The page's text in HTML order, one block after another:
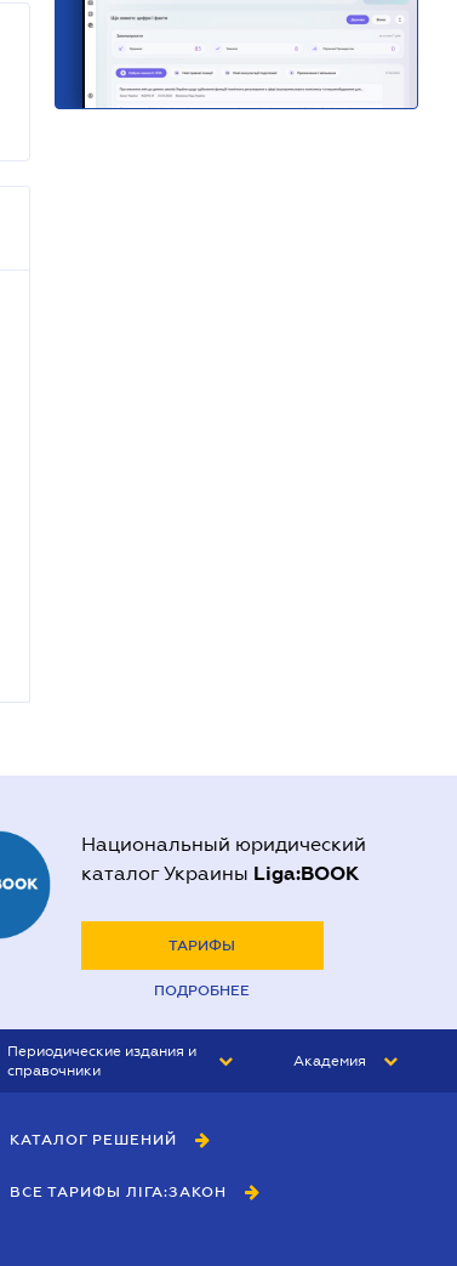
Национальный юридический
каталог Украины Liga:BOOK
ТАРИФЫ
ПОДРОБНЕЕ
Периодические издания и
справочники
БУХГАЛТЕР&ЗАКОН
ВЕСТНИК МСФО
Академия
КАТАЛОГ РЕШЕНИЙ
ВСЕ ТАРИФЫ ЛІГА:ЗАКОН